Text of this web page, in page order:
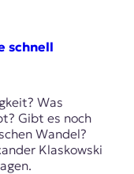
schnell
Was
Gibt es noch
Wandel?
Klaskowski